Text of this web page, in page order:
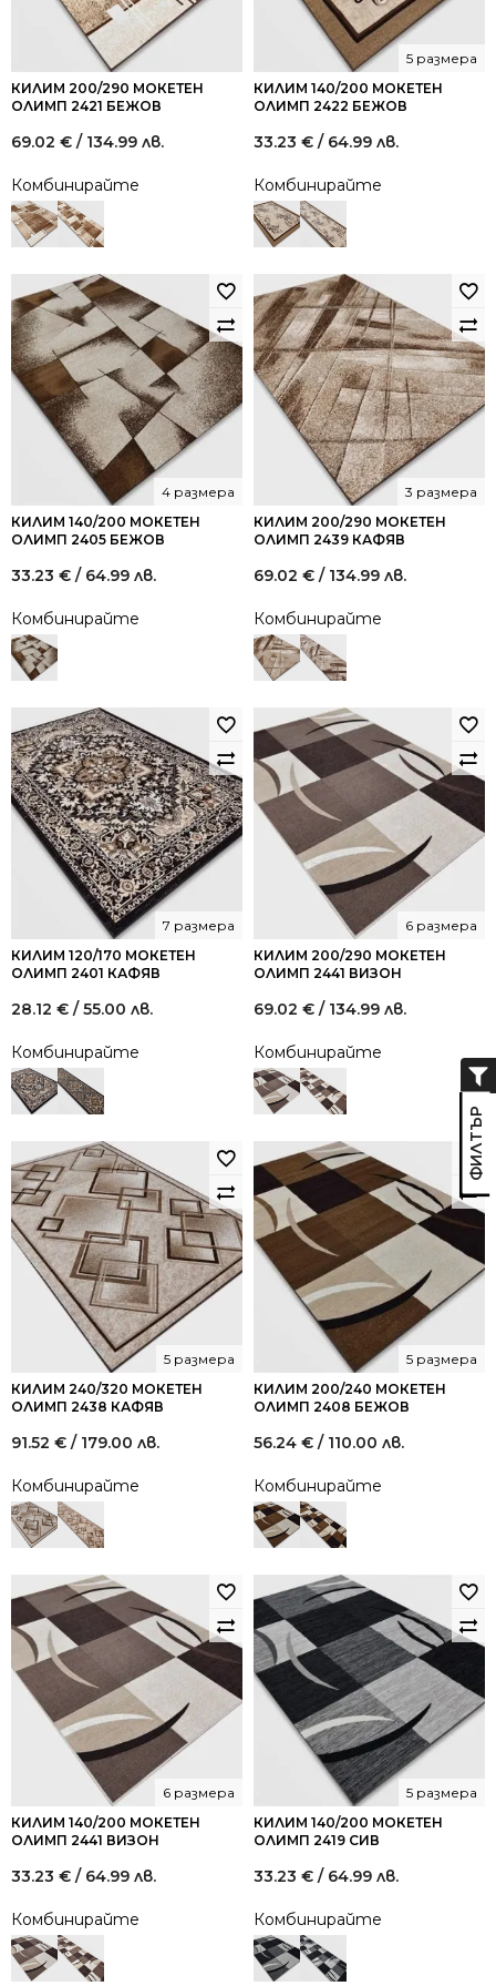
КИЛИМ 200/290 МОКЕТЕН
ОЛИМП 2421 БЕЖОВ
69.02 € / 134.99 лв.
Комбинирайте
КИЛИМ 140/200 МОКЕТЕН
ОЛИМП 2422 БЕЖОВ
5 размера
33.23 € / 64.99 лв.
Комбинирайте
КИЛИМ 140/200 МОКЕТЕН
ОЛИМП 2405 БЕЖОВ
4 размера
33.23 € / 64.99 лв.
Комбинирайте
КИЛИМ 200/290 МОКЕТЕН
ОЛИМП 2439 КАФЯВ
3 размера
69.02 € / 134.99 лв.
Комбинирайте
КИЛИМ 120/170 МОКЕТЕН
ОЛИМП 2401 КАФЯВ
7 размера
28.12 € / 55.00 лв.
Комбинирайте
КИЛИМ 200/290 МОКЕТЕН
ОЛИМП 2441 ВИЗОН
6 размера
69.02 € / 134.99 лв.
Комбинирайте
КИЛИМ 240/320 МОКЕТЕН
ОЛИМП 2438 КАФЯВ
5 размера
91.52 € / 179.00 лв.
Комбинирайте
КИЛИМ 200/240 МОКЕТЕН
ОЛИМП 2408 БЕЖОВ
5 размера
56.24 € / 110.00 лв.
Комбинирайте
КИЛИМ 140/200 МОКЕТЕН
ОЛИМП 2441 ВИЗОН
6 размера
33.23 € / 64.99 лв.
Комбинирайте
КИЛИМ 140/200 МОКЕТЕН
ОЛИМП 2419 СИВ
5 размера
33.23 € / 64.99 лв.
Комбинирайте